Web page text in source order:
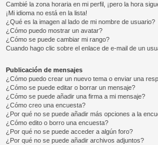
Cambié la zona horaria en mi perfil, ¡pero la hora
¡Mi idioma no está en la lista!
¿Qué es la imagen al lado de mi nombre de usuario?
¿Cómo puedo mostrar un avatar?
¿Cómo se puede cambiar mi rango?
Cuando hago clic sobre el enlace de e-mail de un
Publicación de mensajes
¿Cómo puedo crear un nuevo tema o enviar una
¿Cómo se puede editar o borrar un mensaje?
¿Cómo se puede añadir una firma a mi mensaje?
¿Cómo creo una encuesta?
¿Por qué no se puede añadir más opciones a la
¿Cómo edito o borro una encuesta?
¿Por qué no se puede acceder a algún foro?
¿Por qué no se puede añadir archivos adjuntos?